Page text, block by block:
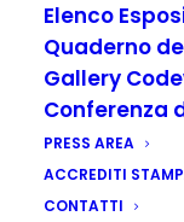
Elenco
Quaderno
Gallery
Conferenza
PRESS AREA
ACCREDITI
CONTATTI